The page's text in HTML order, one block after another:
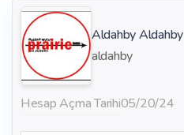
Aldahby Aldahby
aldahby
Hesap Açma Tarihi05/20/24